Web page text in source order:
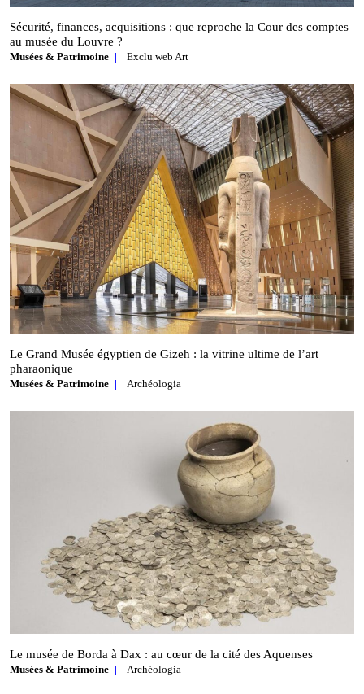
Sécurité, finances, acquisitions : que reproche la Cour des comptes
au musée du Louvre ?
Musées & Patrimoine Exclu web Art
Le Grand Musée égyptien de Gizeh : la vitrine ultime de l’art
pharaonique
Musées & Patrimoine Archéologia
Le musée de Borda à Dax : au cœur de la cité des Aquenses
Musées & Patrimoine Archéologia